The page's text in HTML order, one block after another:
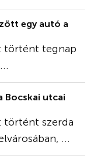
egy autó a
történt tegnap
Bocskai utcai
történt szerda
...